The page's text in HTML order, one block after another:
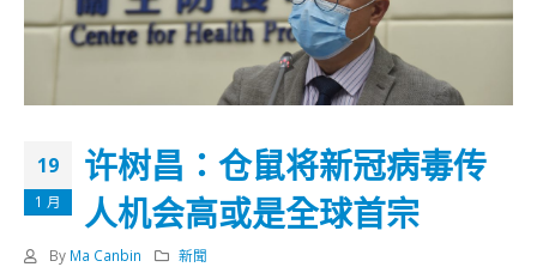
19
1 月
许树昌：仓鼠将新冠病毒传
人机会高或是全球首宗
By Ma Canbin
新聞